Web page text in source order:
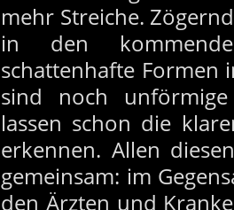
mehr Streiche.
in den
schattenhafte Formen
sind noch
lassen schon die
erkennen. Allen
gemeinsam: im
den Ärzten und